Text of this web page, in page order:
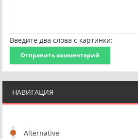
НАВИГАЦИЯ
Alternative
Введите два слова с картинки:
Отправить комментарий